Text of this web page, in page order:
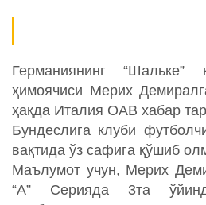
Германиянинг
ҳимоячиси Мерих
ҳақда Италия ОАВ хабар
Бундеслига клуби
вақтида ўз сафига қўшиб
Маълумот учун, Мерих
“А” Серияда 3та